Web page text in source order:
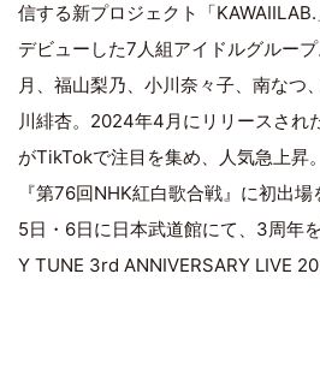
信する新プロジェクト「
デビューした7人組アイドルグルー
月、福山梨乃、小川奈々子、南なつ
川緋杏。2024年4月にリリースされ
がTikTokで注目を集め、人気急上昇
『第76回NHK紅白歌合戦』に初出
5日・6日に日本武道館にて、3周年
Y TUNE 3rd ANNIVERSARY LIVE